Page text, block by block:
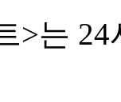
>는